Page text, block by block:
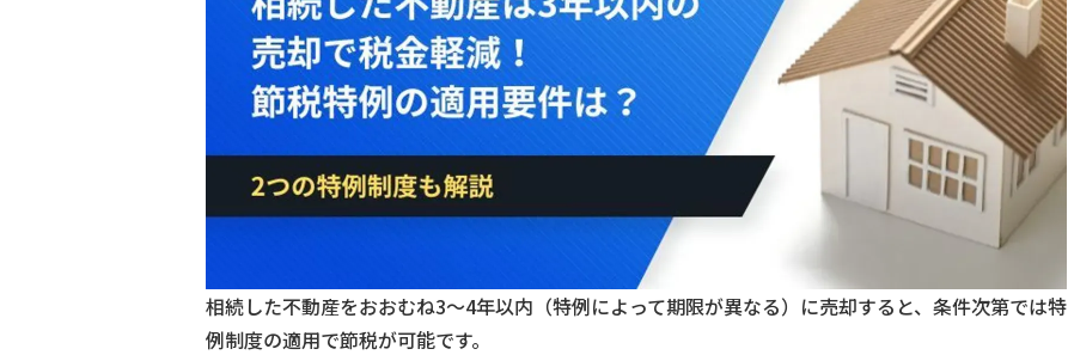
相続した不動産をおおむね3〜4年以内（特例によって期限が異なる）に売却すると、条件次第では特
例制度の適用で節税が可能です。